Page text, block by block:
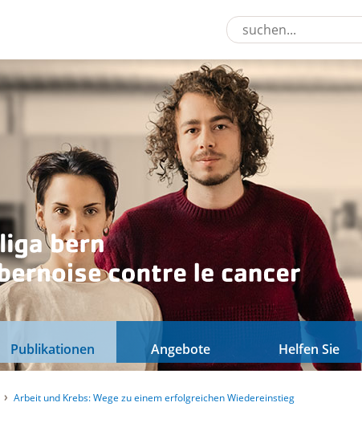
Publikationen Angebote Helfen Sie
Arbeit und Krebs: Wege zu einem erfolgreichen Wiedereinstieg